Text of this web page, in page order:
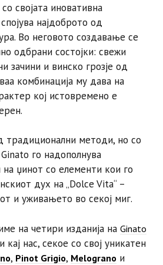
својата иновативна
најдоброто од
Во неговото создавање се
одбрани состојки: свежи
зачини и винско грозје од
комбинација му дава на
кој истовремено е
традиционални методи, но со
го надополнува
џинот со елементи кои го
дух на „Dolce Vita“ –
и уживањето во секој миг.
на четири изданија на Ginato
кај нас, секое со свој уникатен
, Pinot Grigio, Melograno и